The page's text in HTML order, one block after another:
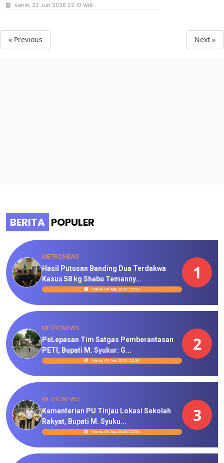
Senin, 22 Jun 2026 22:10 WIB
« Previous Next »
BERITA POPULER
METRONEWS
Hasil Putusan Banding Dua Terdakwa
Kasus 58 kg Shabu Temanny...
Kamis, 06 Agu 2026 22:53
1
METRONEWS
PeLepasan Tim Satgas Pemberantasan
PETI, Bupati M. Syukur: G...
Kamis, 06 Agu 2026 22:36
2
METRONEWS
Kementerian PU Tinjau Lokasi Sekolah
Rakyat, Bupati M. Syuku...
Kamis, 06 Agu 2026 22:06
3